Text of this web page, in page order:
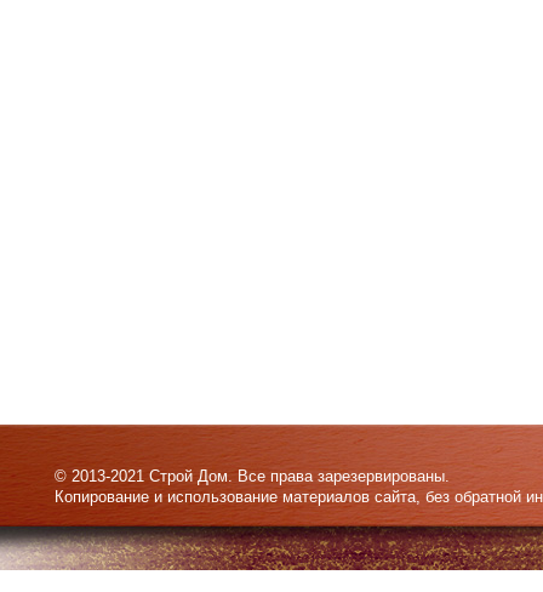
© 2013-2021 Строй Дом. Все права зарезервированы.
Копирование и использование материалов сайта, без обратной